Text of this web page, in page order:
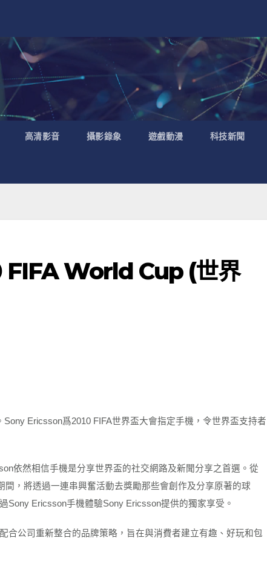
高清影音 攝影錄象 遊戲動漫 科技新聞
World Cup (世界
Sony Ericsson爲2010 FIFA世界盃大會指定手機，令世界盃支持者
依然相信手機是分享世界盃的社交網路及新聞分享之首選。從
間，將透過一連串興奮活動去獎勵那些會創作及分享原著的球
Sony Ericsson手機體驗Sony Ericsson提供的獨家享受。
合公司重新整合的品牌策略，旨在與消費者建立有趣、好玩和包